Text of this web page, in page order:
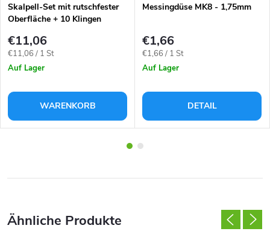
Skalpell-Set mit rutschfester
Oberfläche + 10 Klingen
€11,06
Verkaufspreis:
€11,06 / 1 St
Auf Lager
WARENKORB
Messingdüse MK8 - 1,75mm
€1,66
Verkaufspreis:
€1,66 / 1 St
Auf Lager
DETAIL